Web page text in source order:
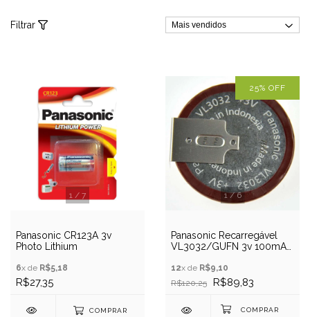
Filtrar
1 / 7
Panasonic CR123A 3v
Photo Lithium
6x de R$5,18
R$27,35
COMPRAR
1/6
25% OFF
Panasonic Recarregável
VL3032/GUFN 3v 100mAh
12x de R$9,10
R$120,25
R$89,83